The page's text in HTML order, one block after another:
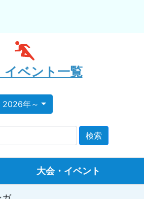
イベント一覧
2026年～
検索
大会・イベント